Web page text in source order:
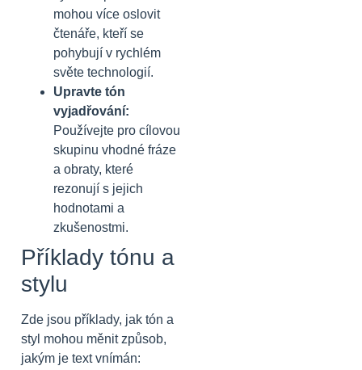
mohou více oslovit
čtenáře, kteří se
pohybují v rychlém
světe technologií.
Upravte tón
vyjadřování:
Používejte pro cílovou
skupinu vhodné fráze
a obraty, které
rezonují s jejich
hodnotami a
zkušenostmi.
Příklady tónu a
stylu
Zde jsou příklady, jak tón a
styl mohou měnit způsob,
jakým je text vnímán: